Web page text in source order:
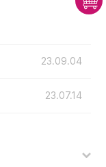
23.09.04
23.07.14